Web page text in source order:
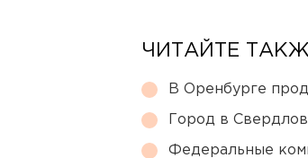
ЧИТАЙТЕ
В Оренбурге
Город в
Федеральные